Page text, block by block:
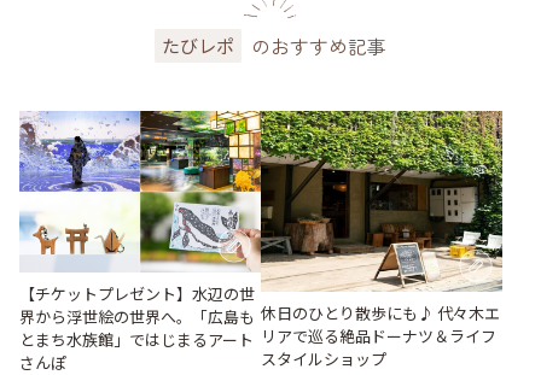
たびレポ のおすすめ記事
【チケットプレゼント】水辺の世
界から浮世絵の世界へ。「広島も
とまち水族館」ではじまるアート
さんぽ
休日のひとり散歩にも♪ 代々木エ
リアで巡る絶品ドーナツ＆ライフ
スタイルショップ